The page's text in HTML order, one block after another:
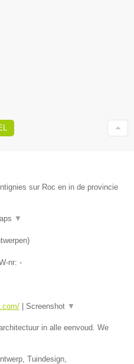
sur Roc en in de provincie
▼
)
nr: -
Screenshot ▼
in alle eenvoud. We
Tuindesign,